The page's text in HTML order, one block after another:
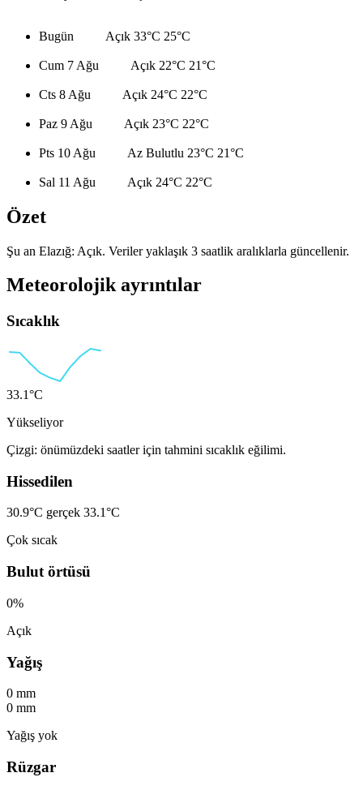
Bugün Açık 33°C 25°C
Cum 7 Ağu Açık 22°C 21°C
Cts 8 Ağu Açık 24°C 22°C
Paz 9 Ağu Açık 23°C 22°C
Pts 10 Ağu Az Bulutlu 23°C 21°C
Sal 11 Ağu Açık 24°C 22°C
Özet
Şu an Elazığ: Açık. Veriler yaklaşık 3 saatlik aralıklarla güncellenir.
Meteorolojik ayrıntılar
Sıcaklık
33.1°C
Yükseliyor
Çizgi: önümüzdeki saatler için tahmini sıcaklık eğilimi.
Hissedilen
30.9°C gerçek 33.1°C
Çok sıcak
Bulut örtüsü
0%
Açık
Yağış
0 mm
0 mm
Yağış yok
Rüzgar